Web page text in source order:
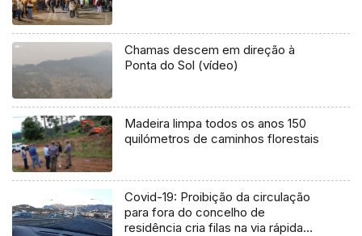
Chamas descem em direção à
Ponta do Sol (vídeo)
Madeira limpa todos os anos 150
quilómetros de caminhos florestais
Covid-19: Proibição da circulação
para fora do concelho de
residência cria filas na via rápida